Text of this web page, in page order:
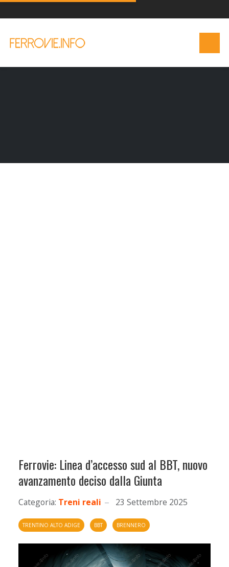
Ferrovie: Linea d’accesso sud al BBT, nuovo
avanzamento deciso dalla Giunta
Categoria: Treni reali 23 Settembre 2025
TRENTINO ALTO ADIGE BBT BRENNERO